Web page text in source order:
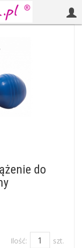
do
Ilość: szt.